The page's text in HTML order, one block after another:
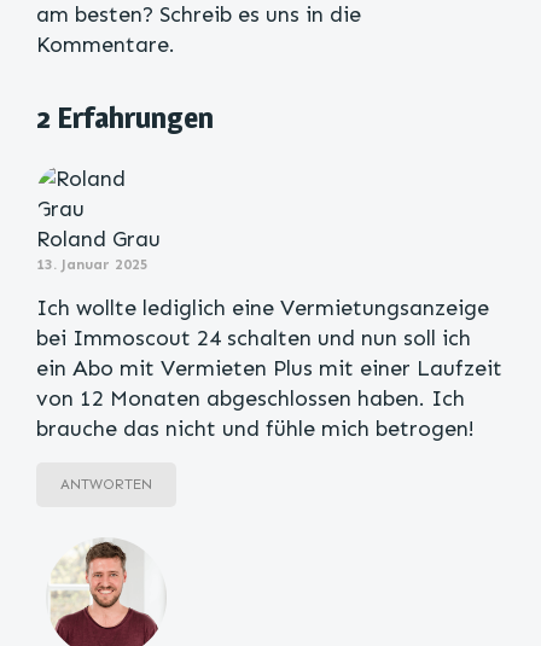
am besten? Schreib es uns in die
Kommentare.
2 Erfahrungen
Roland Grau
13. Januar 2025
Ich wollte lediglich eine Vermietungsanzeige
bei Immoscout 24 schalten und nun soll ich
ein Abo mit Vermieten Plus mit einer Laufzeit
von 12 Monaten abgeschlossen haben. Ich
brauche das nicht und fühle mich betrogen!
ANTWORTEN